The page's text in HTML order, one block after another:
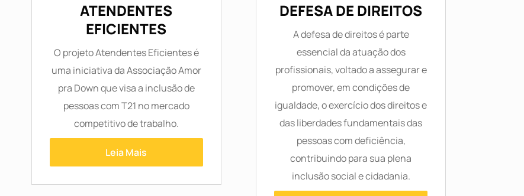
ATENDENTES
EFICIENTES
O projeto Atendentes Eficientes é
uma iniciativa da Associação Amor
pra Down que visa a inclusão de
pessoas com T21 no mercado
competitivo de trabalho.
Leia Mais
DEFESA DE DIREITOS
A defesa de direitos é parte
essencial da atuação dos
profissionais, voltado a assegurar e
promover, em condições de
igualdade, o exercício dos direitos e
das liberdades fundamentais das
pessoas com deficiência,
contribuindo para sua plena
inclusão social e cidadania.